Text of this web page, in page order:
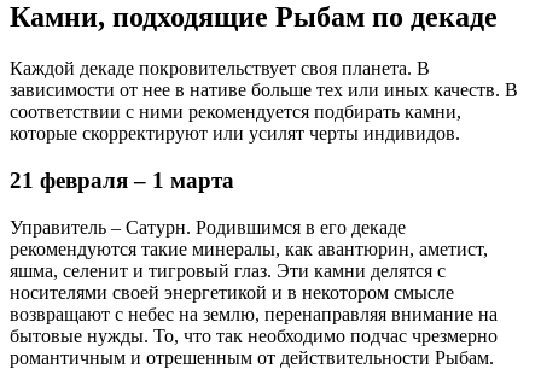
Камни, подходящие Рыбам по декаде
Каждой декаде покровительствует своя планета. В
зависимости от нее в нативе больше тех или иных качеств. В
соответствии с ними рекомендуется подбирать камни,
которые скорректируют или усилят черты индивидов.
21 февраля – 1 марта
Управитель – Сатурн. Родившимся в его декаде
рекомендуются такие минералы, как авантюрин, аметист,
яшма, селенит и тигровый глаз. Эти камни делятся с
носителями своей энергетикой и в некотором смысле
возвращают с небес на землю, перенаправляя внимание на
бытовые нужды. То, что так необходимо подчас чрезмерно
романтичным и отрешенным от действительности Рыбам.